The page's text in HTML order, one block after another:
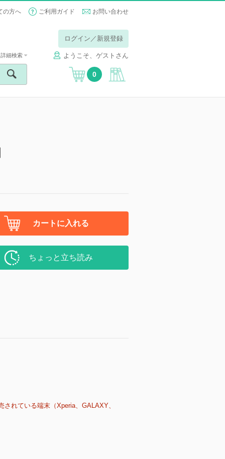
の方へ ご利用ガイド お問い合わせ
ログイン／新規登録
ようこそ、ゲストさん
詳細検索
0
カートに入れる
ちょっと立ち読み
れている端末（Xperia、GALAXY、